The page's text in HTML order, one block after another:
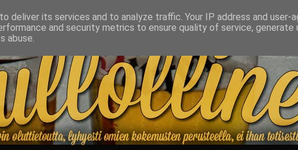
deliver its services and to analyze traffic. Your IP address and user-
and security metrics to ensure quality of service, generate
abuse.